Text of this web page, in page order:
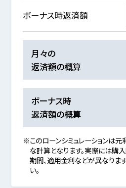
ボーナス時返済額
月々の
返済額の概算
ボーナス時
返済額の概算
※このローンシミュレーションは
な計算となります。実際には購入
期間、適用金利などが異なりま
い。